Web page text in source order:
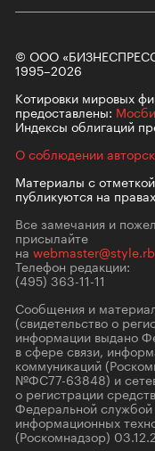
© ООО
1995–2026
Котировки мировых
предоставлены:
Индексы облигаций
О соблюдении
Материалы сотметкой
публикуются на
Все замечания и
присылайте
на
Телефон редакции:
(495) 363-11-11
Сообщения и
(свидетельство о
информации выдано
в сфере связи,
коммуникаций
№ФС77-63848) и
о регистрации
Федеральной службой
информационных
(Роскомнадзор)